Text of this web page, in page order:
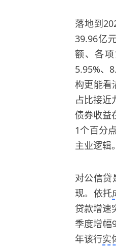
落地到
39.96亿
额、各
5.95%、
构更能看
占比接近
债券收益
1个百分
主业逻辑。
对公信贷
现。依托
贷款增速
季度增幅
年该行实